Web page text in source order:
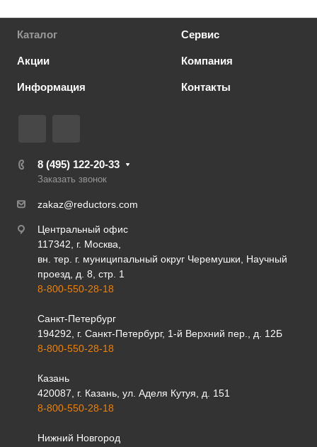
Каталог Сервис
Акции Компания
Информация Контакты
8 (495) 122-20-33
Заказать звонок
zakaz@reductors.com
Центральный офис
117342, г. Москва,
вн. тер. г. муниципальный округ Черемушки, Научный
проезд, д. 8, стр. 1
8-800-550-28-18
Санкт-Петербург
194292, г. Санкт-Петербург, 1-й Верхний пер., д. 12Б
8-800-550-28-18
Казань
420087, г. Казань, ул. Аделя Кутуя, д. 151
8-800-550-28-18
Нижний Новгород